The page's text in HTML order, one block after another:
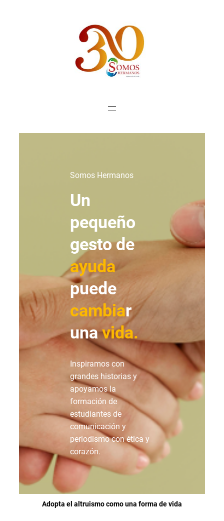
Somos Hermanos
Un
pequeño
gesto de
ayuda
puede
cambiar
unavida.
Inspiramos con
grandes historias y
apoyamos la
formación de
estudiantes de
comunicación y
periodismo con ética y
corazón.
Adopta el altruismo como una forma de vida